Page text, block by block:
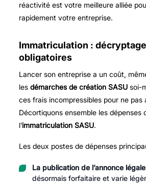
réactivité est votre meilleure alliée
rapidement votre entreprise.
Immatriculation :
obligatoires
Lancer son entreprise a un coût,
les démarches de création SASUsoi-
ces frais incompressibles pour ne pas
Décortiquons ensemble les dépenses
l’immatriculation SASU.
Les deux postes de dépenses
La publication de l’annonce légale
désormais forfaitaire et varie